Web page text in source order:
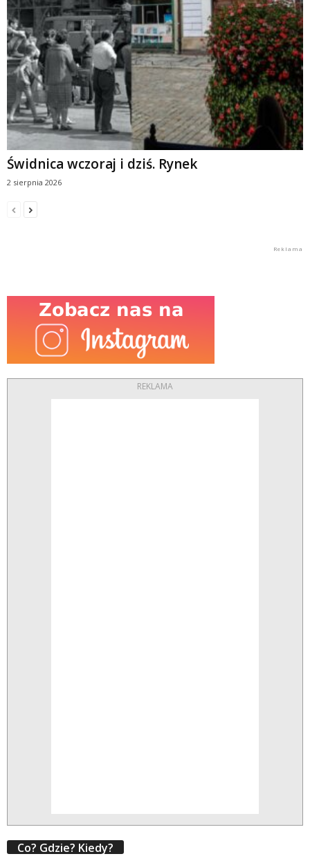
Świdnica wczoraj i dziś. Rynek
2 sierpnia 2026
REKLAMA
Co? Gdzie? Kiedy?